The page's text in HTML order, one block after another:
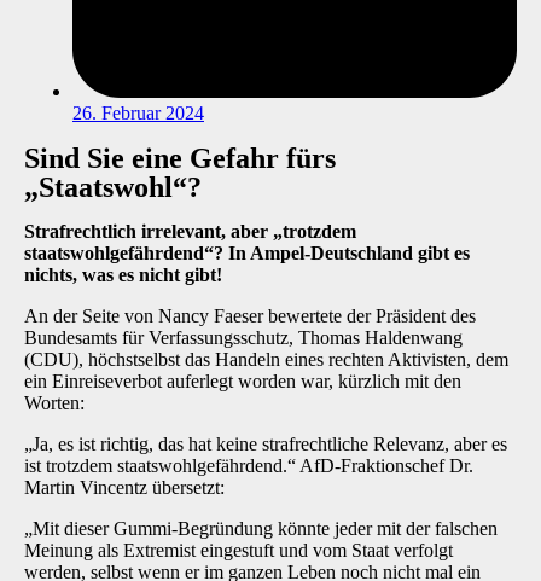
26. Februar 2024
Sind Sie eine Gefahr fürs
„Staatswohl“?
Strafrechtlich irrelevant, aber „trotzdem
staatswohlgefährdend“? In Ampel-Deutschland gibt es
nichts, was es nicht gibt!
An der Seite von Nancy Faeser bewertete der Präsident des
Bundesamts für Verfassungsschutz, Thomas Haldenwang
(CDU), höchstselbst das Handeln eines rechten Aktivisten, dem
ein Einreiseverbot auferlegt worden war, kürzlich mit den
Worten:
„Ja, es ist richtig, das hat keine strafrechtliche Relevanz, aber es
ist trotzdem staatswohlgefährdend.“ AfD-Fraktionschef Dr.
Martin Vincentz übersetzt:
„Mit dieser Gummi-Begründung könnte jeder mit der falschen
Meinung als Extremist eingestuft und vom Staat verfolgt
werden, selbst wenn er im ganzen Leben noch nicht mal ein